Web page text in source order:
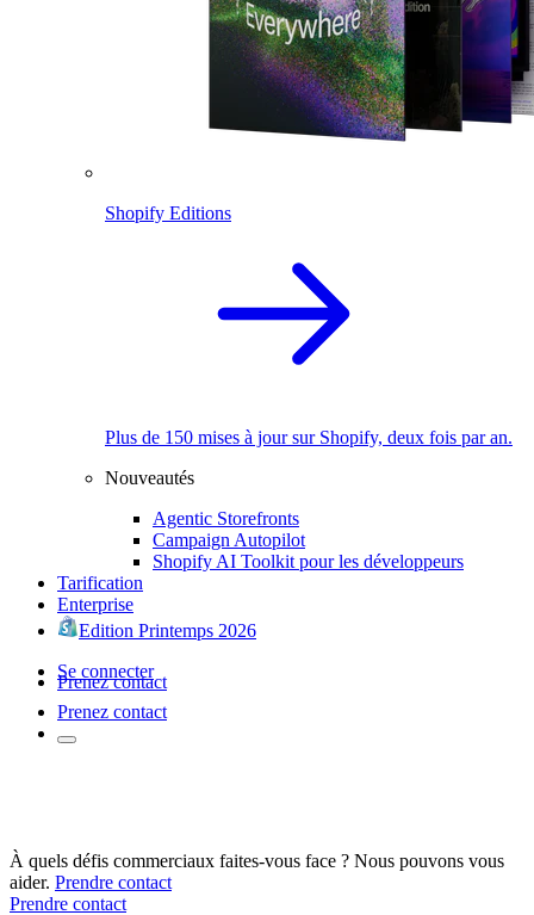
Shopify Editions
Plus de 150 mises à jour sur Shopify, deux fois par an.
Nouveautés
Agentic Storefronts
Campaign Autopilot
Shopify AI Toolkit pour les développeurs
Tarification
Enterprise
Edition Printemps 2026
Se connecter
Prenez contact
Prenez contact
À quels défis commerciaux faites-vous face ? Nous pouvons vous
aider. Prendre contact
Prendre contact